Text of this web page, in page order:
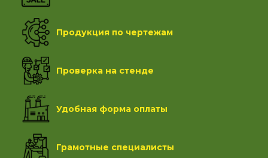
Продукция по чертежам
Проверка на стенде
Удобная форма оплаты
Грамотные специалисты